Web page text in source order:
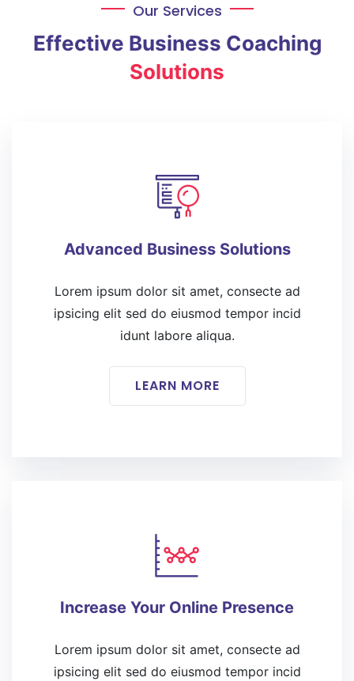
Our Services
Effective Business Coaching
Solutions
Advanced Business Solutions
Lorem ipsum dolor sit amet, consecte ad
ipsicing elit sed do eiusmod tempor incid
idunt labore aliqua.
LEARN MORE
Increase Your Online Presence
Lorem ipsum dolor sit amet, consecte ad
ipsicing elit sed do eiusmod tempor incid